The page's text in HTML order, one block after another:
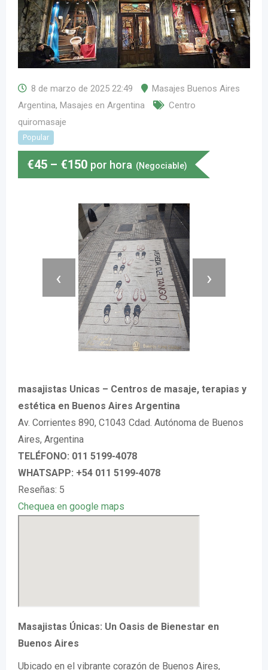
8 de marzo de 2025 22:49
Masajes Buenos Aires
Argentina, Masajes en Argentina
Centro
quiromasaje
Popular
€45 – €150 por hora (Negociable)
‹ ›
masajistas Unicas – Centros de masaje, terapias y
estética en Buenos Aires Argentina
Av. Corrientes 890, C1043 Cdad. Autónoma de Buenos
Aires, Argentina
TELÉFONO: 011 5199-4078
WHATSAPP: +54 011 5199-4078
Reseñas: 5
Chequea en google maps
Masajistas Únicas: Un Oasis de Bienestar en
Buenos Aires
Ubicado en el vibrante corazón de Buenos Aires,